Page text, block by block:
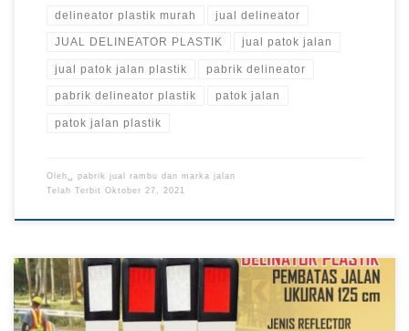
delineator plastik murah jual delineator
JUAL DELINEATOR PLASTIK jual patok jalan
jual patok jalan plastik pabrik delineator
pabrik delineator plastik patok jalan
patok jalan plastik
Oleh␣ pabrik jual rambu dan marka jalan
Telah Terbit Oktober 27, 2021